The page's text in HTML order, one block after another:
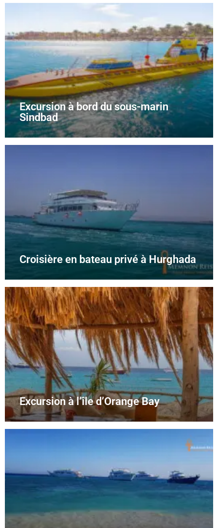
Excursion à bord du sous-marin
Sindbad
Croisière en bateau privé à Hurghada
Excursion à l’île d’Orange Bay